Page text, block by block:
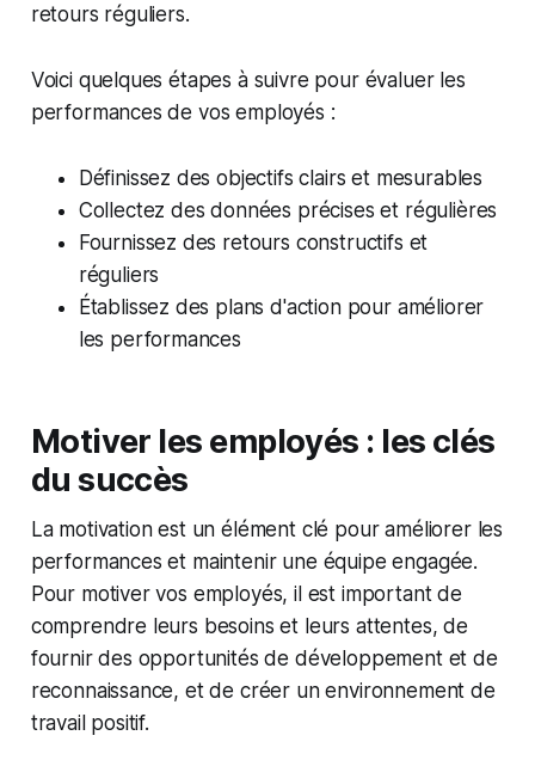
retours réguliers.
Voici quelques étapes à suivre pour évaluer les
performances de vos employés :
Définissez des objectifs clairs et mesurables
Collectez des données précises et régulières
Fournissez des retours constructifs et
réguliers
Établissez des plans d'action pour améliorer
les performances
Motiver les employés : les clés
du succès
La motivation est un élément clé pour améliorer les
performances et maintenir une équipe engagée.
Pour motiver vos employés, il est important de
comprendre leurs besoins et leurs attentes, de
fournir des opportunités de développement et de
reconnaissance, et de créer un environnement de
travail positif.